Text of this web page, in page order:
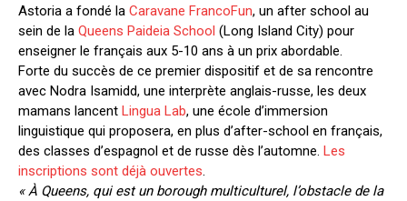
Astoria a fondé la Caravane FrancoFun, un after school au
sein de la Queens Paideia School (Long Island City) pour
enseigner le français aux 5-10 ans à un prix abordable.
Forte du succès de ce premier dispositif et de sa rencontre
avec Nodra Isamidd, une interprète anglais-russe, les deux
mamans lancent Lingua Lab, une école d’immersion
linguistique qui proposera, en plus d’after-school en français,
des classes d’espagnol et de russe dès l’automne. Les
inscriptions sont déjà ouvertes.
« À Queens, qui est un borough multiculturel, l’obstacle de la